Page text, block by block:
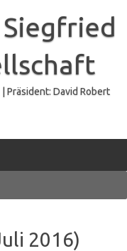
Präsident: David Robert
2016)